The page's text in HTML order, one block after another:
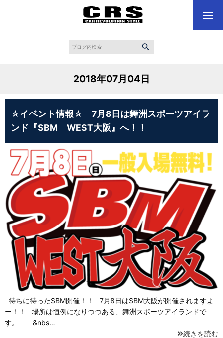
2018年07月04日
☆イベント情報☆ 7月8日は舞洲スポーツアイラ
ンド『SBM WEST大阪』へ！！
待ちに待ったSBM開催！！ 7月8日はSBM大阪が開催されますよ
ー！！ 場所は恒例になりつつある、舞洲スポーツアイランドで
す。 &nbs…
続きを読む